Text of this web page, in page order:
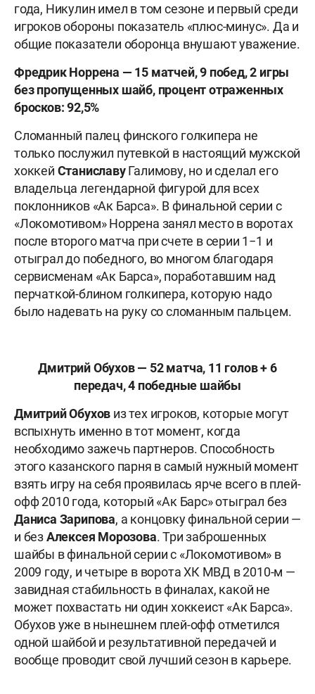
года, Никулин имел в том сезоне и первый среди
игроков обороны показатель «плюс-минус». Да и
общие показатели оборонца внушают уважение.
Фредрик Норрена — 15 матчей, 9 побед, 2 игры
без пропущенных шайб, процент отраженных
бросков: 92,5%
Сломанный палец финского голкипера не
только послужил путевкой в настоящий мужской
хоккей СтаниславуГалимову, но и сделал его
владельца легендарной фигурой для всех
поклонников «Ак Барса». В финальной серии с
«Локомотивом» Норрена занял место в воротах
после второго матча при счете в серии 1−1 и
отыграл до победного, во многом благодаря
сервисменам «Ак Барса», поработавшим над
перчаткой-блином голкипера, которую надо
было надевать на руку со сломанным пальцем.
Дмитрий Обухов — 52 матча, 11 голов + 6
передач, 4 победные шайбы
Дмитрий Обухов из тех игроков, которые могут
вспыхнуть именно в тот момент, когда
необходимо зажечь партнеров. Способность
этого казанского парня в самый нужный момент
взять игру на себя проявилась ярче всего в плей-
офф 2010 года, который «Ак Барс» отыграл без
Даниса Зарипова, а концовку финальной серии —
и безАлексея Морозова. Три заброшенных
шайбы в финальной серии с «Локомотивом» в
2009 году, и четыре в ворота ХК МВД в 2010-м —
завидная стабильность в финалах, какой не
может похвастать ни один хоккеист «Ак Барса».
Обухов уже в нынешнем плей-офф отметился
одной шайбой и результативной передачей и
вообще проводит свой лучший сезон в карьере.